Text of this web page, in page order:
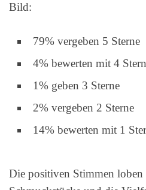
Bild:
79% vergeben 5 Sterne
4% bewerten mit 4
1% geben 3 Sterne
2% vergeben 2 Sterne
14% bewerten mit 1
Die positiven Stimmen loben